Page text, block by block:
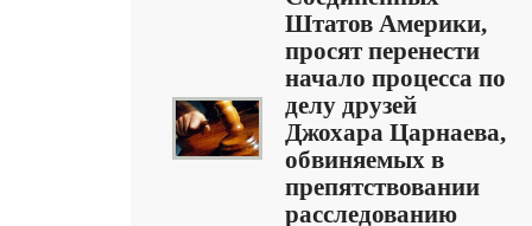
Штатов Америки,
просят перенести
начало процесса по
делу друзей
Джохара Царнаева,
обвиняемых в
препятствовании
расследованию